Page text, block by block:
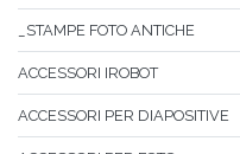
_STAMPE FOTO ANTICHE
ACCESSORI IROBOT
ACCESSORI PER DIAPOSITIVE